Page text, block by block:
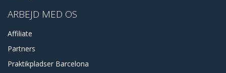
ARBEJD MED OS
Affiliate
Partners
Praktikpladser Barcelona